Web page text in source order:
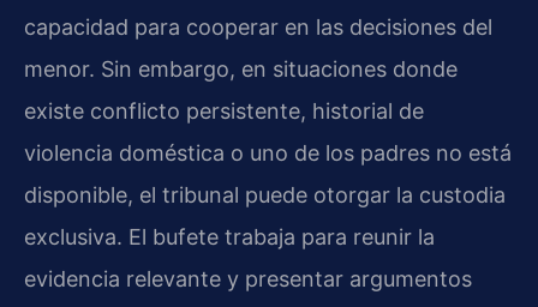
capacidad para cooperar en las decisiones del
menor. Sin embargo, en situaciones donde
existe conflicto persistente, historial de
violencia doméstica o uno de los padres no está
disponible, el tribunal puede otorgar la custodia
exclusiva. El bufete trabaja para reunir la
evidencia relevante y presentar argumentos